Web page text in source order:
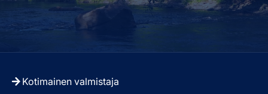
Kotimainen valmistaja